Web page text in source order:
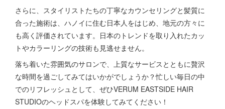
さらに、スタイリストたちの丁寧なカウンセリングと髪質に
合った施術は、ハノイに住む日本人をはじめ、地元の方々に
も高く評価されています。日本のトレンドを取り入れたカッ
トやカラーリングの技術も見逃せません。
落ち着いた雰囲気のサロンで、上質なサービスとともに贅沢
な時間を過ごしてみてはいかがでしょうか？忙しい毎日の中
でのリフレッシュとして、ぜひVERUM EASTSIDE HAIR
STUDIOのヘッドスパを体験してみてください！